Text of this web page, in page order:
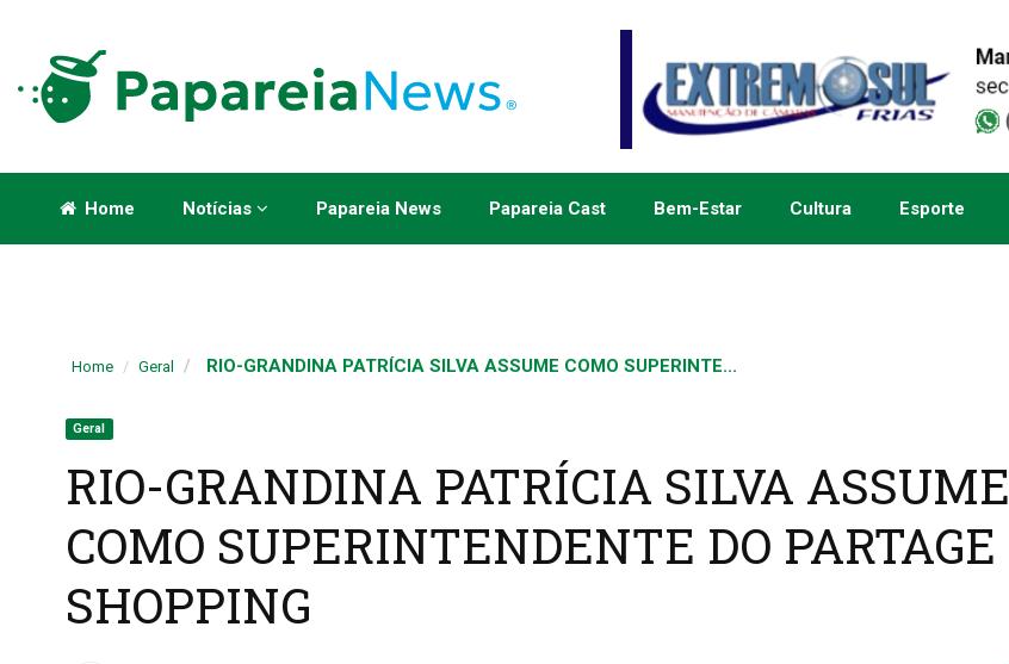
Home Notícias Papareia News Papareia Cast Bem-Estar Cultura Esporte
Home Geral RIO-GRANDINA PATRÍCIA SILVA ASSUME COMO SUPERINTE...
Geral
RIO-GRANDINA PATRÍCIA SILVA ASSUME
COMO SUPERINTENDENTE DO PARTAGE
SHOPPING